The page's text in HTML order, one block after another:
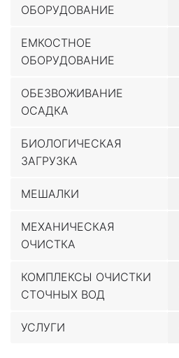
ОБОРУДОВАНИЕ
ЕМКОСТНОЕ
ОБОРУДОВАНИЕ
ОБЕЗВОЖИВАНИЕ
ОСАДКА
БИОЛОГИЧЕСКАЯ
ЗАГРУЗКА
МЕШАЛКИ
МЕХАНИЧЕСКАЯ
ОЧИСТКА
КОМПЛЕКСЫ ОЧИСТКИ
СТОЧНЫХ ВОД
УСЛУГИ